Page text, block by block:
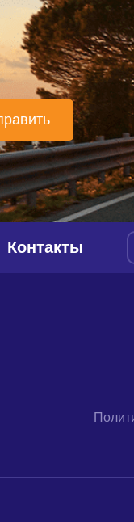
Контакты